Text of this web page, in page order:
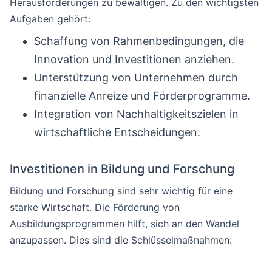
Herausforderungen zu bewältigen. Zu den wichtigsten
Aufgaben gehört:
Schaffung von Rahmenbedingungen, die
Innovation und Investitionen anziehen.
Unterstützung von Unternehmen durch
finanzielle Anreize und Förderprogramme.
Integration von Nachhaltigkeitszielen in
wirtschaftliche Entscheidungen.
Investitionen in Bildung und Forschung
Bildung und Forschung sind sehr wichtig für eine
starke Wirtschaft. Die Förderung von
Ausbildungsprogrammen hilft, sich an den Wandel
anzupassen. Dies sind die Schlüsselmaßnahmen: